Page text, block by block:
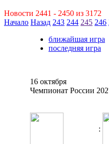
Новости 2441 - 2450 из 3172
Начало Назад 243 244 245 246
ближайшая игра
последняя игра
16 октября
Чемпионат России
: